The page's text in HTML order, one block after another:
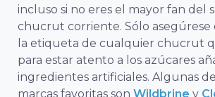
incluso si no eres el mayor fan del
chucrut corriente. Sólo asegúrese
la etiqueta de cualquier chucrut
para estar atento a los azúcares
ingredientes artificiales. Algunas
marcas favoritas son Wildbrine y